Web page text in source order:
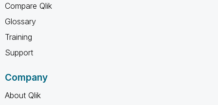
Compare Qlik
Glossary
Training
Support
Company
About Qlik